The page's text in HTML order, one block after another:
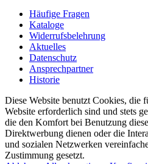
Häufige Fragen
Kataloge
Widerrufsbelehrung
Aktuelles
Datenschutz
Ansprechpartner
Historie
Diese Website benutzt Cookies, die
Website erforderlich sind und stets
die den Komfort bei Benutzung
Direktwerbung dienen oder die
und sozialen Netzwerken
Zustimmung gesetzt.